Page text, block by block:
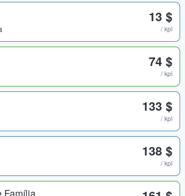
13 $
/ kpl
74 $
/ kpl
133 $
/ kpl
138 $
/ kpl